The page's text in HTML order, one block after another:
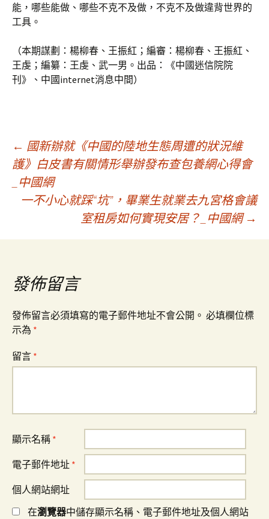
能，哪些能做、哪些不克不及做，不克不及做違背世界的
工具。
（本期謀劃：楊柳春、王振紅；編審：楊柳春、王振紅、
王虔；編纂：王虔、武一男。出品：《中國迷信院院
刊》、中國internet消息中間）
文
章
導
覽
← 國新辦就《中國的陸地生態周遭的狀況維
護》白皮書有關情形舉辦發布查包養網心得會
_中國網
一不小心就踩“坑”，畢業生就業去九宮格會議
室租房如何實現安居？_中國網 →
發佈留言
發佈留言必須填寫的電子郵件地址不會公開。 必填欄位標
示為 *
留言 *
顯示名稱 *
電子郵件地址 *
個人網站網址
在瀏覽器中儲存顯示名稱、電子郵件地址及個人網站